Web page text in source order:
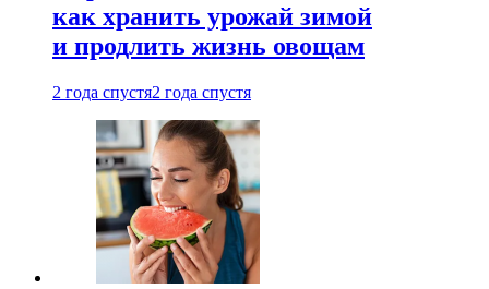
как хранить урожай зимой
и продлить жизнь овощам
2 года спустя2 года спустя